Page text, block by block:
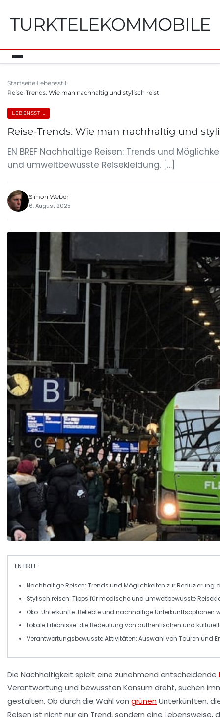
TURKTELEKOMMOBILE
Startseite Lebensstil
Reise-Trends: Wie man nachhaltig und stylisch reist
LEBENSSTIL
Reise-Trends: Wie man nachhaltig und
EN BREF Nachhaltige Reisen: Trends und
und umweltbewusste Reisekleidung. […]
Simon Weber
6. August 2025
EN BREF
Nachhaltige Reisen: Trends und Möglichkeiten zur
Stylisch reisen: Tipps für modische und umweltbewusste
Öko-Unterkünfte: Beliebte und nachhaltige Unterkunftsoptionen
Lokale Erlebnisse: die Bedeutung von authentischen und
Verantwortungsbewusste Aktivitäten: Auswahl von Touren und
Die Nachhaltigkeit spielt eine zunehmend entscheidende
Verantwortung und bewussten Konsum dreht, suchen
gestalten. Ob durch die Wahl von grünenUnterkünften,
Reisen ist nicht nur ein Trend, sondern eine